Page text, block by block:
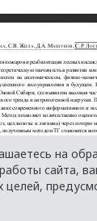
на
сайта,
целей,